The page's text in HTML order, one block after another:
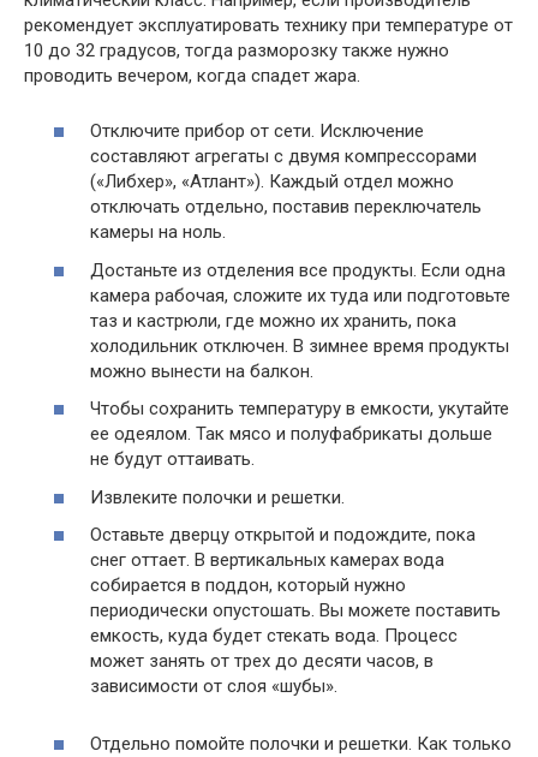
рекомендует эксплуатировать технику при температуре от
10 до 32 градусов, тогда разморозку также нужно
проводить вечером, когда спадет жара.
Отключите прибор от сети. Исключение
составляют агрегаты с двумя компрессорами
(«Либхер», «Атлант»). Каждый отдел можно
отключать отдельно, поставив переключатель
камеры на ноль.
Достаньте из отделения все продукты. Если одна
камера рабочая, сложите их туда или подготовьте
таз и кастрюли, где можно их хранить, пока
холодильник отключен. В зимнее время продукты
можно вынести на балкон.
Чтобы сохранить температуру в емкости, укутайте
ее одеялом. Так мясо и полуфабрикаты дольше
не будут оттаивать.
Извлеките полочки и решетки.
Оставьте дверцу открытой и подождите, пока
снег оттает. В вертикальных камерах вода
собирается в поддон, который нужно
периодически опустошать. Вы можете поставить
емкость, куда будет стекать вода. Процесс
может занять от трех до десяти часов, в
зависимости от слоя «шубы».
Отдельно помойте полочки и решетки. Как только